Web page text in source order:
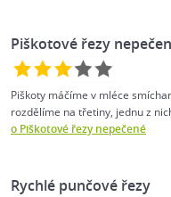
Piškotové řezy
Piškoty máčíme v mléce
rozdělíme na třetiny, jednu z
o Piškotové řezy nepečené
Rychlé punčové řezy